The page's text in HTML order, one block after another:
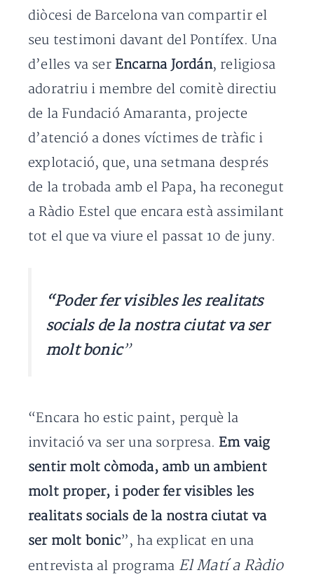
diòcesi de Barcelona van compartir el
seu testimoni davant del Pontífex. Una
d’elles va ser Encarna Jordán, religiosa
adoratriu i membre del comitè directiu
de la Fundació Amaranta, projecte
d’atenció a dones víctimes de tràfic i
explotació, que, una setmana després
de la trobada amb el Papa, ha reconegut
a Ràdio Estel que encara està assimilant
tot el que va viure el passat 10 de juny.
“Poder fer visibles les realitats
socials de la nostra ciutat va ser
molt bonic”
“Encara ho estic paint, perquè la
invitació va ser una sorpresa.Em vaig
sentir molt còmoda, amb un ambient
molt proper, i poder fer visibles les
realitats socials de la nostra ciutat va
ser molt bonic”, ha explicat en una
entrevista al programa El Matí a Ràdio